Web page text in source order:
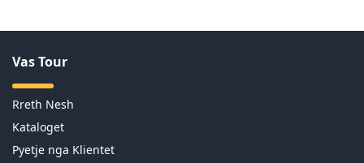
Vas Tour
Rreth Nesh
Kataloget
Pyetje nga Klientet